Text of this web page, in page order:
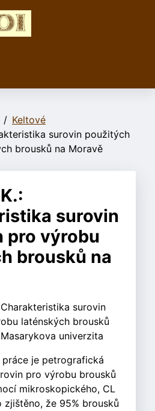
Keltové
surovin použitých
brousků na Moravě
surovin
pro výrobu
brousků na
surovin
laténských brousků
univerzita
je petrografická
pro výrobu brousků
mikroskopického, CL
zjištěno, že 95% brousků